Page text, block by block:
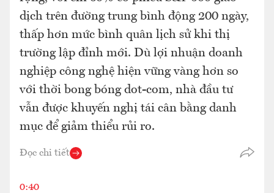
dịch trên đường trung bình động 200 ngày,
thấp hơn mức bình quân lịch sử khi thị
trường lập đỉnh mới. Dù lợi nhuận doanh
nghiệp công nghệ hiện vững vàng hơn so
với thời bong bóng dot-com, nhà đầu tư
vẫn được khuyến nghị tái cân bằng danh
mục để giảm thiểu rủi ro.
Đọc chi tiết
0:40